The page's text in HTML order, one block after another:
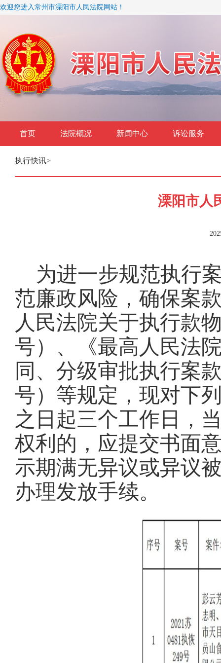
欢迎您进入常州市溧阳市人民法院网站！
首页 法院概况 新闻中心 诉讼服务
执行快讯>
溧阳市人
为进一步规范执行
范廉政风险，确保案
人民法院关于执行款
号）、《最高人民法
同、分级审批执行案
号）等规定，现对下
之日起三个工作日，
权利的，应提交书面
示期满无异议或异议
办理发放手续。